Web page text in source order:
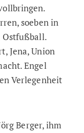
soeben in
Ostfußball.
Jena, Union
Engel
Verlegenheit
Berger, ihm